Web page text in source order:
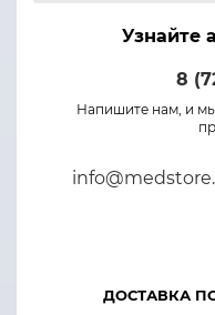
Узнайте
8
Напишите нам, и
ДОСТАВКА